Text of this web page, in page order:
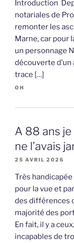
Introduction
notariales de
remonter les
Marne, car pour
un personnage
découverte
trace […]
OH
A 88 ans
ne l’avais
25 AVRIL 2026
Très
pour la vue et
des différences
majorité des
En fait, il y a
incapables de